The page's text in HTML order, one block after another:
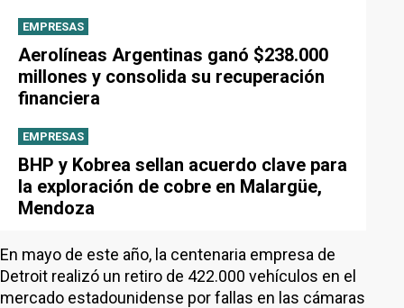
EMPRESAS
Aerolíneas Argentinas ganó $238.000
millones y consolida su recuperación
financiera
EMPRESAS
BHP y Kobrea sellan acuerdo clave para
la exploración de cobre en Malargüe,
Mendoza
En mayo de este año, la centenaria empresa de
Detroit realizó un retiro de 422.000 vehículos en el
mercado estadounidense por fallas en las cámaras